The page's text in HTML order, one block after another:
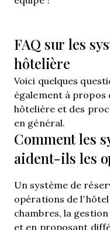
FAQ sur les
hôtelière
Voici quelques
également à propos
hôtelière et des
en général.
Comment les
aident-ils les
Un système de
opérations de
chambres, la
et en proposant